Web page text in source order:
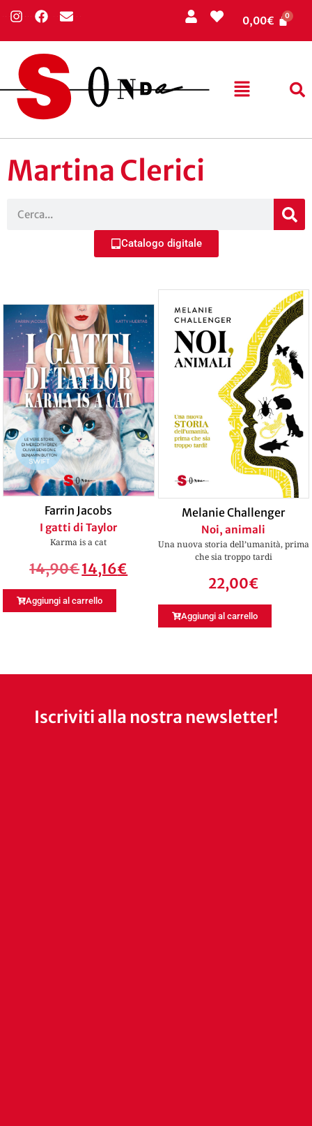
0,00€
Martina Clerici
Catalogo digitale
Farrin Jacobs
I gatti di Taylor
Karma is a cat
14,90€14,16€
Aggiungi al carrello
Melanie Challenger
Noi, animali
Una nuova storia dell’umanità, prima
che sia troppo tardi
22,00€
Aggiungi al carrello
Iscriviti alla nostra newsletter!